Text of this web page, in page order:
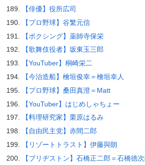
【俳優】役所広司
【プロ野球】谷繁元信
【ボクシング】薬師寺保栄
【歌舞伎役者】坂東玉三郎
【YouTuber】桐崎栄二
【今治造船】檜垣俊幸＝檜垣幸人
【プロ野球】桑田真澄＝Matt
【YouTuber】はじめしゃちょー
【料理研究家】栗原はるみ
【自由民主党】赤間二郎
【リゾートトラスト】伊藤與朗
【ブリヂストン】石橋正二郎＝石橋徳